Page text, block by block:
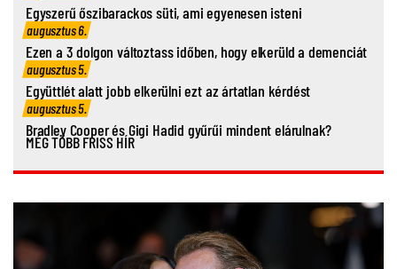
Egyszerű őszibarackos süti, ami egyenesen isteni
augusztus 6.
Ezen a 3 dolgon változtass időben, hogy elkerüld a demenciát
augusztus 5.
Együttlét alatt jobb elkerülni ezt az ártatlan kérdést
augusztus 5.
Bradley Cooper és Gigi Hadid gyűrűi mindent elárulnak?
MÉG TÖBB FRISS HÍR